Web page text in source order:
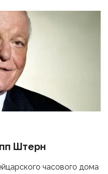
Штерн
часового дома